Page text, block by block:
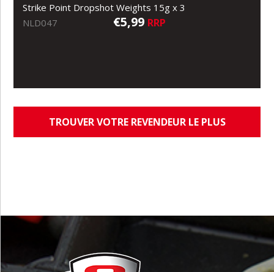
Strike Point Dropshot Weights 15g x 3
NLD047
€5,99 RRP
TROUVER VOTRE REVENDEUR LE PLUS